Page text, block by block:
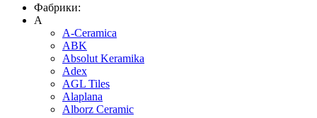
Фабрики:
A
A-Ceramica
ABK
Absolut Keramika
Adex
AGL Tiles
Alaplana
Alborz Ceramic